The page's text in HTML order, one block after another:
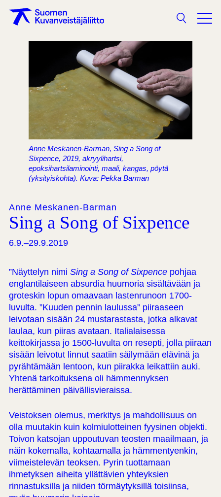
Haku
Anne Meskanen-Barman, Sing a Song of
Sixpence, 2019, akryylihartsi,
epoksihartsilaminointi, maali, kangas, pöytä
(yksityiskohta). Kuva: Pekka Barman
Anne Meskanen-Barman
Sing a Song of Sixpence
6.9.–29.9.2019
”Näyttelyn nimi Sing a Song of Sixpencepohjaa
englantilaiseen absurdia huumoria sisältävään ja
groteskin lopun omaavaan lastenrunoon 1700-
luvulta. ”Kuuden pennin laulussa” piiraaseen
leivotaan sisään 24 mustarastasta, jotka alkavat
laulaa, kun piiras avataan. Italialaisessa
keittokirjassa jo 1500-luvulta on resepti, jolla piiraan
sisään leivotut linnut saatiin säilymään elävinä ja
pyrähtämään lentoon, kun piirakka leikattiin auki.
Yhtenä tarkoituksena oli hämmennyksen
herättäminen päivällisvieraissa.
Veistoksen olemus, merkitys ja mahdollisuus on
olla muutakin kuin kolmiulotteinen fyysinen objekti.
Toivon katsojan uppoutuvan teosten maailmaan, ja
näin kokemalla, kohtaamalla ja hämmentyenkin,
viimeistelevän teoksen. Pyrin tuottamaan
ihmetyksen aiheita yllättävien yhteyksien
rinnastuksilla ja niiden törmäytyksillä toisiinsa,